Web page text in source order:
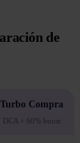
de
Turbo Compra
DCA + 60% boost